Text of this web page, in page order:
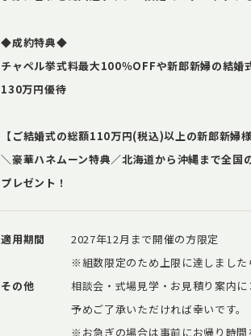
◆成約特典◆
チャペル挙式料最大100％OFFや新郎新婦の結
130万円優待
【ご結婚式の総額110万円(税込)以上の新郎新婦
＼豪華ハネムーン特典／北海道から沖縄まで全
プレゼント！
適用期間
2027年12月まで開催の方限定
※組数限定のため上限に達しまし
その他
相談会・式場見学・お見積り案内
予めご了承いただければ幸いです。
※お急ぎの場合は事前にお帰り時